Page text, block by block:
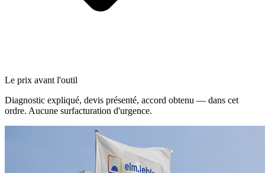
Le prix avant l'outil
Diagnostic expliqué, devis présenté, accord obtenu — dans cet
ordre. Aucune surfacturation d'urgence.